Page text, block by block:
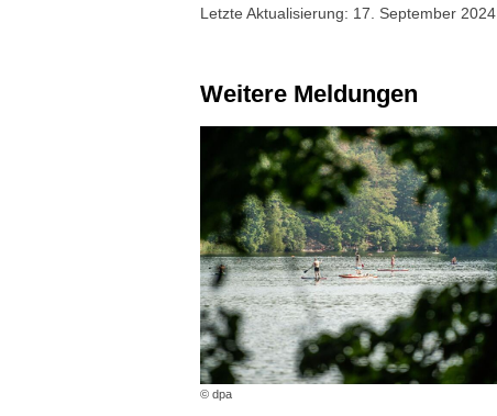
Letzte Aktualisierung: 17. September 2024
Weitere Meldungen
© dpa